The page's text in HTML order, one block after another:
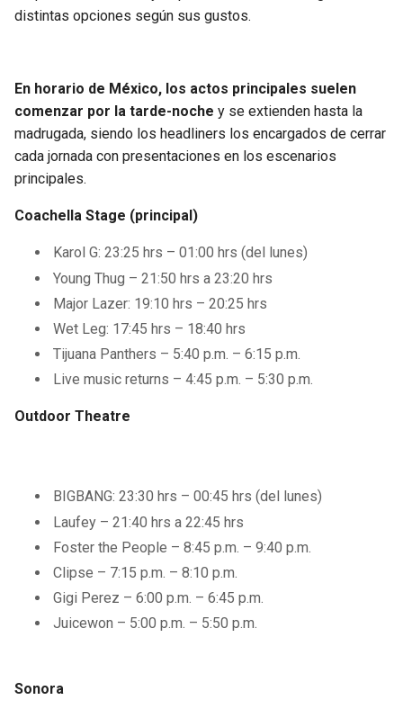
distintas opciones según sus gustos.
En horario de México, los actos principales suelen
comenzar por la tarde-noche y se extienden hasta la
madrugada, siendo los headliners los encargados de cerrar
cada jornada con presentaciones en los escenarios
principales.
Coachella Stage (principal)
Karol G: 23:25 hrs – 01:00 hrs (del lunes)
Young Thug – 21:50 hrs a 23:20 hrs
Major Lazer: 19:10 hrs – 20:25 hrs
Wet Leg: 17:45 hrs – 18:40 hrs
Tijuana Panthers – 5:40 p.m. – 6:15 p.m.
Live music returns – 4:45 p.m. – 5:30 p.m.
Outdoor Theatre
BIGBANG: 23:30 hrs – 00:45 hrs (del lunes)
Laufey – 21:40 hrs a 22:45 hrs
Foster the People – 8:45 p.m. – 9:40 p.m.
Clipse – 7:15 p.m. – 8:10 p.m.
Gigi Perez – 6:00 p.m. – 6:45 p.m.
Juicewon – 5:00 p.m. – 5:50 p.m.
Sonora